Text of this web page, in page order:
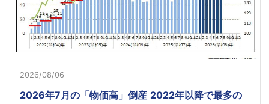
2026/08/06
2026年7月の「物価高」倒産 2022年以降で最多の